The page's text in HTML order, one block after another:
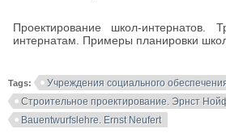
Проектирование школ-интернатов.
интернатам. Примеры планировки
Tags:
Учреждения социального
Строительное проектирование. Эрнст
Bauentwurfslehre. Ernst Neufert